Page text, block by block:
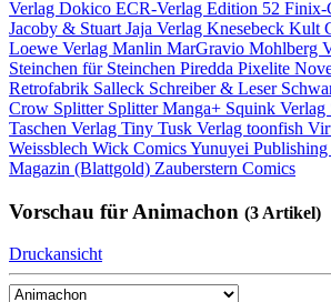
Verlag Dokico ECR-Verlag Edition 52 Finix-
Jacoby & Stuart Jaja Verlag Knesebeck Kult
Loewe Verlag Manlin MarGravio Mohlberg
Steinchen für Steinchen Piredda Pixelite
Retrofabrik Salleck Schreiber & Leser
Crow Splitter Splitter Manga+ Squink Verlag
Taschen Verlag Tiny Tusk Verlag toonfish
Weissblech Wick ComicsYunuyei Publishing
Magazin (Blattgold) Zauberstern Comics
Vorschau für Animachon (3 Artikel)
Druckansicht